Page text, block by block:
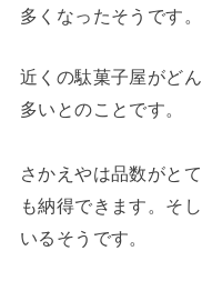
多くなったそうです。
近くの駄菓子屋がど
多いとのことです。
さかえやは品数がと
も納得できます。そ
いるそうです。